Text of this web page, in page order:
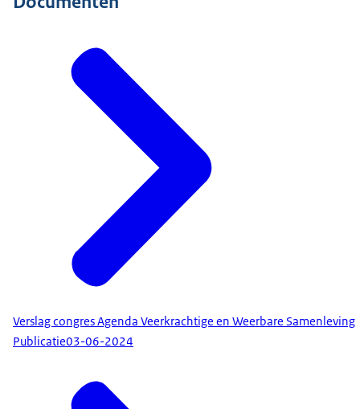
Verslag congres Agenda Veerkrachtige en Weerbare Samenleving
Publicatie03-06-2024